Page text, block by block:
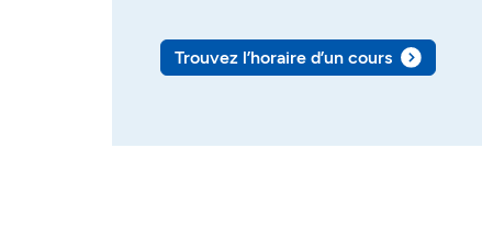
Trouvez l’horaire d’un cours